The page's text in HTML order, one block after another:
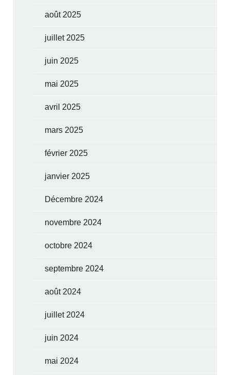
août 2025
juillet 2025
juin 2025
mai 2025
avril 2025
mars 2025
février 2025
janvier 2025
Décembre 2024
novembre 2024
octobre 2024
septembre 2024
août 2024
juillet 2024
juin 2024
mai 2024